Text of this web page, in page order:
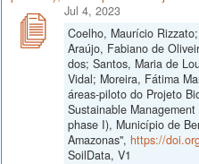
Jul 4, 2023
Coelho, Maurício
Araújo, Fabiano de
dos; Santos, Maria de
Vidal; Moreira, Fátima
áreas-piloto do Projeto
Sustainable
phase I), Município de
Amazonas", https://
SoilData, V1